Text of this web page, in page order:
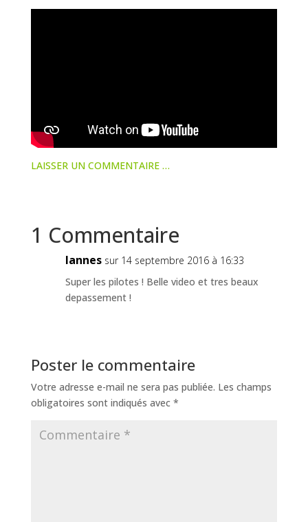
LAISSER UN COMMENTAIRE …
1 Commentaire
lannes sur 14 septembre 2016 à 16:33
Super les pilotes ! Belle video et tres beaux
depassement !
Poster le commentaire
Votre adresse e-mail ne sera pas publiée. Les champs
obligatoires sont indiqués avec *